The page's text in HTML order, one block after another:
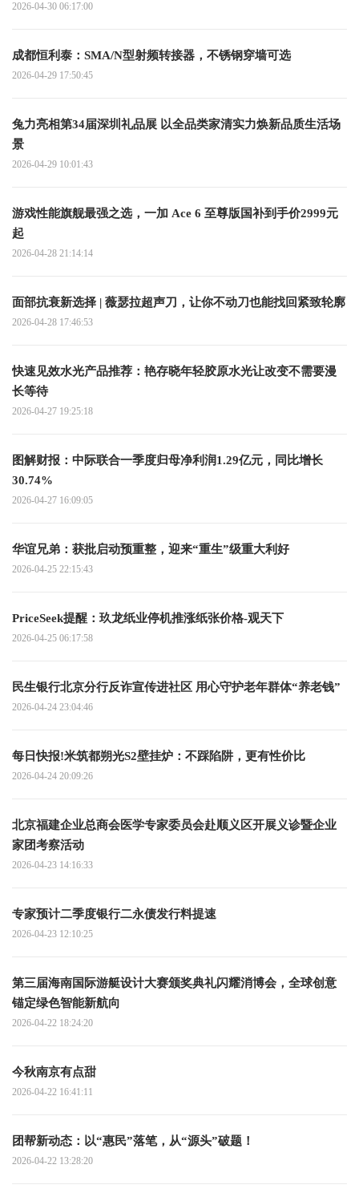
2026-04-30 06:17:00
成都恒利泰：SMA/N型射频转接器，不锈钢穿墙可选
2026-04-29 17:50:45
兔力亮相第34届深圳礼品展 以全品类家清实力焕新品质生活场
景
2026-04-29 10:01:43
游戏性能旗舰最强之选，一加 Ace 6 至尊版国补到手价2999元
起
2026-04-28 21:14:14
面部抗衰新选择 | 薇瑟拉超声刀，让你不动刀也能找回紧致轮廓
2026-04-28 17:46:53
快速见效水光产品推荐：艳存晓年轻胶原水光让改变不需要漫
长等待
2026-04-27 19:25:18
图解财报：中际联合一季度归母净利润1.29亿元，同比增长
30.74%
2026-04-27 16:09:05
华谊兄弟：获批启动预重整，迎来“重生”级重大利好
2026-04-25 22:15:43
PriceSeek提醒：玖龙纸业停机推涨纸张价格-观天下
2026-04-25 06:17:58
民生银行北京分行反诈宣传进社区 用心守护老年群体“养老钱”
2026-04-24 23:04:46
每日快报!米筑都朔光S2壁挂炉：不踩陷阱，更有性价比
2026-04-24 20:09:26
北京福建企业总商会医学专家委员会赴顺义区开展义诊暨企业
家团考察活动
2026-04-23 14:16:33
专家预计二季度银行二永债发行料提速
2026-04-23 12:10:25
第三届海南国际游艇设计大赛颁奖典礼闪耀消博会，全球创意
锚定绿色智能新航向
2026-04-22 18:24:20
今秋南京有点甜
2026-04-22 16:41:11
团帮新动态：以“惠民”落笔，从“源头”破题！
2026-04-22 13:28:20